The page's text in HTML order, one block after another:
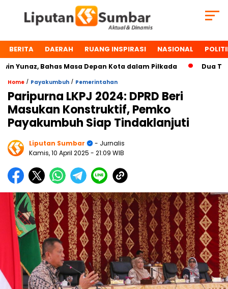
BERITA DAERAH RUANG INSPIRASI NASIONAL
Bahas Masa Depan Kota dalam Pilkada Dua Tokoh
Home / Payakumbuh / Pemerintahan
Paripurna LKPJ 2024: DPRD Beri
Masukan Konstruktif, Pemko
Payakumbuh Siap Tindaklanjuti
Liputan Sumbar
- Jurnalis
Kamis, 10 April 2025 - 21:09 WIB